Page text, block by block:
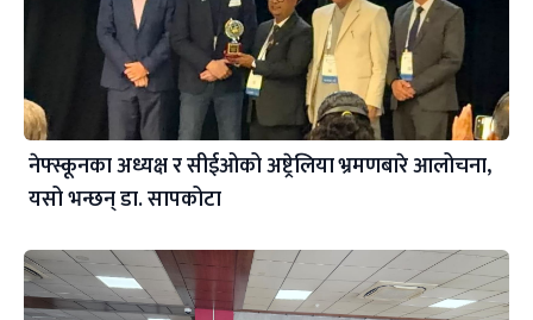
नेफ्स्कूनका अध्यक्ष र सीईओको अष्ट्रेलिया भ्रमणबारे आलोचना,
यसो भन्छन् डा‍. सापकोटा